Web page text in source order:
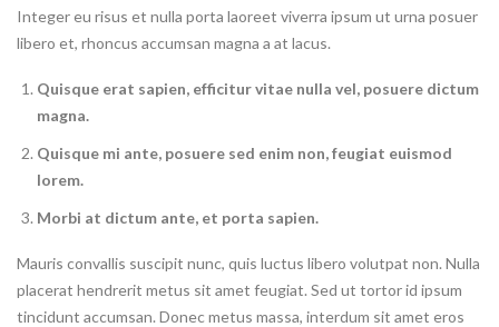
Integer eu risus et nulla porta laoreet viverra ipsum ut urna posuer
libero et, rhoncus accumsan magna a at lacus.
Quisque erat sapien, efficitur vitae nulla vel, posuere dictum
magna.
Quisque mi ante, posuere sed enim non, feugiat euismod
lorem.
Morbi at dictum ante, et porta sapien.
Mauris convallis suscipit nunc, quis luctus libero volutpat non. Nulla
placerat hendrerit metus sit amet feugiat. Sed ut tortor id ipsum
tincidunt accumsan. Donec metus massa, interdum sit amet eros